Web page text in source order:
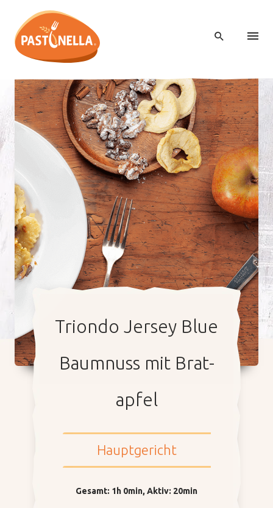
Arbeiten bei Pastinella
Unser Verkaufsteam
Tri­on­do Jer­sey Blue
Baum­nuss mit Brat­
ap­fel
Hauptgericht
Gesamt: 1h 0min,Aktiv: 20min